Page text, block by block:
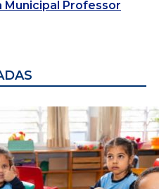
Municipal Professor